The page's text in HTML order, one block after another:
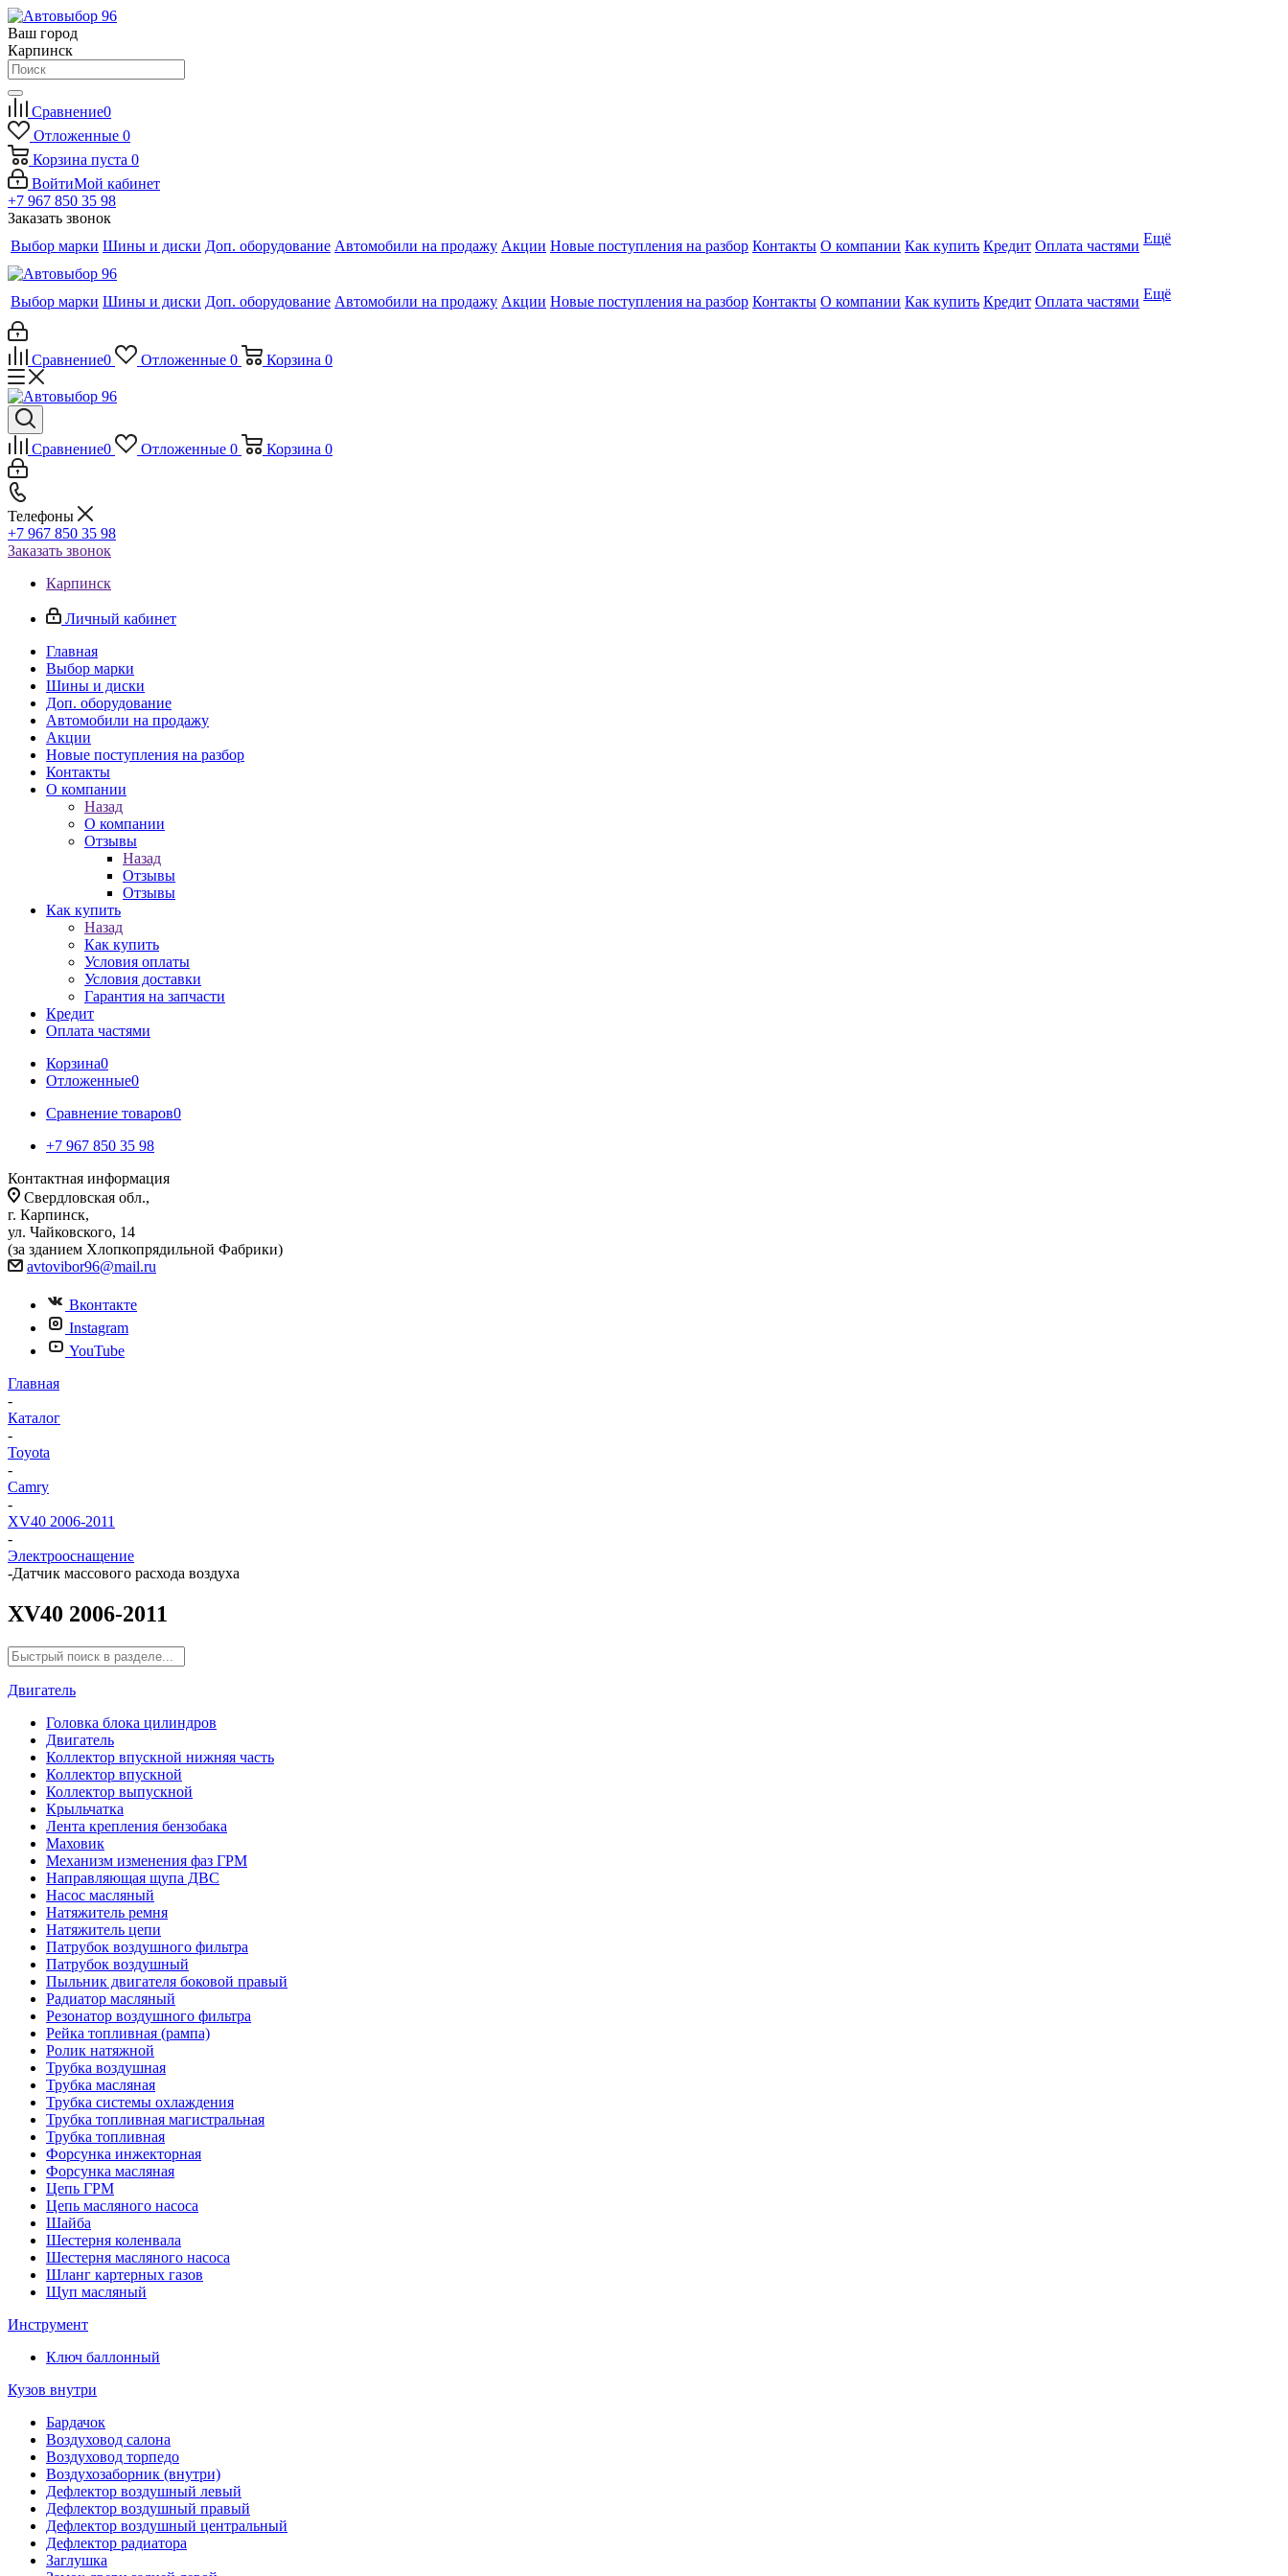
Ваш город
Карпинск
Сравнение0
Отложенные 0
Корзина пуста 0
ВойтиМой кабинет
+7 967 850 35 98
Заказать звонок
Выбор марки Шины и диски Доп. оборудование Автомобили на продажу Акции Новые поступления на разбор Контакты О компании Как купить Кредит Оплата частями Ещё
Выбор марки Шины и диски Доп. оборудование Автомобили на продажу Акции Новые поступления на разбор Контакты О компании Как купить Кредит Оплата частями Ещё
Сравнение0 Отложенные 0 Корзина 0
Сравнение0 Отложенные 0 Корзина 0
Телефоны
+7 967 850 35 98
Заказать звонок
Карпинск
Личный кабинет
Главная
Выбор марки
Шины и диски
Доп. оборудование
Автомобили на продажу
Акции
Новые поступления на разбор
Контакты
О компании
Назад
О компании
Отзывы
Назад
Отзывы
Отзывы
Как купить
Назад
Как купить
Условия оплаты
Условия доставки
Гарантия на запчасти
Кредит
Оплата частями
Корзина0
Отложенные0
Сравнение товаров0
+7 967 850 35 98
Контактная информация
Свердловская обл.,
г. Карпинск,
ул. Чайковского, 14
(за зданием Хлопкопрядильной Фабрики)
avtovibor96@mail.ru
Вконтакте
Instagram
YouTube
Главная
-
Каталог
-
Toyota
-
Camry
-
XV40 2006-2011
-
Электрооснащение
-Датчик массового расхода воздуха
XV40 2006-2011
Двигатель
Головка блока цилиндров
Двигатель
Коллектор впускной нижняя часть
Коллектор впускной
Коллектор выпускной
Крыльчатка
Лента крепления бензобака
Маховик
Механизм изменения фаз ГРМ
Направляющая щупа ДВС
Насос масляный
Натяжитель ремня
Натяжитель цепи
Патрубок воздушного фильтра
Патрубок воздушный
Пыльник двигателя боковой правый
Радиатор масляный
Резонатор воздушного фильтра
Рейка топливная (рампа)
Ролик натяжной
Трубка воздушная
Трубка масляная
Трубка системы охлаждения
Трубка топливная магистральная
Трубка топливная
Форсунка инжекторная
Форсунка масляная
Цепь ГРМ
Цепь масляного насоса
Шайба
Шестерня коленвала
Шестерня масляного насоса
Шланг картерных газов
Щуп масляный
Инструмент
Ключ баллонный
Кузов внутри
Бардачок
Воздуховод салона
Воздуховод торпедо
Воздухозаборник (внутри)
Дефлектор воздушный левый
Дефлектор воздушный правый
Дефлектор воздушный центральный
Дефлектор радиатора
Заглушка